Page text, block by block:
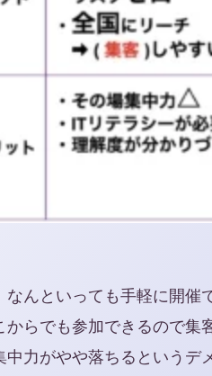
んといっても手軽に開
らでも参加できるので
力がやや落ちるというデ